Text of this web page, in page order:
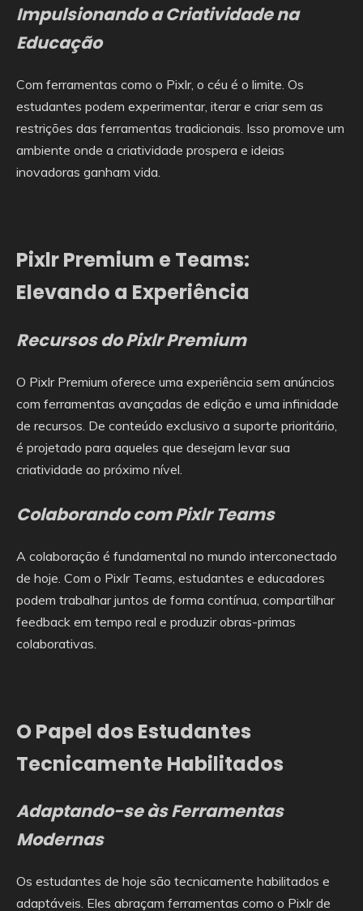
Impulsionando a Criatividade na
Educação
Com ferramentas como o Pixlr, o céu é o limite. Os
estudantes podem experimentar, iterar e criar sem as
restrições das ferramentas tradicionais. Isso promove um
ambiente onde a criatividade prospera e ideias
inovadoras ganham vida.
Pixlr Premium e Teams:
Elevando a Experiência
Recursos do Pixlr Premium
O Pixlr Premium oferece uma experiência sem anúncios
com ferramentas avançadas de edição e uma infinidade
de recursos. De conteúdo exclusivo a suporte prioritário,
é projetado para aqueles que desejam levar sua
criatividade ao próximo nível.
Colaborando com Pixlr Teams
A colaboração é fundamental no mundo interconectado
de hoje. Com o Pixlr Teams, estudantes e educadores
podem trabalhar juntos de forma contínua, compartilhar
feedback em tempo real e produzir obras-primas
colaborativas.
O Papel dos Estudantes
Tecnicamente Habilitados
Adaptando-se às Ferramentas
Modernas
Os estudantes de hoje são tecnicamente habilitados e
adaptáveis. Eles abraçam ferramentas como o Pixlr de